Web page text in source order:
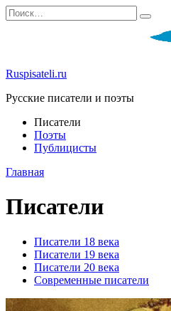
Перейти
к
Search
for:
Ruspisateli.ru
Русские писатели и поэты
Писатели
Поэты
Публицисты
Главная
Писатели
Писатели 18 века
Писатели 19 века
Писатели 20 века
Современные писатели